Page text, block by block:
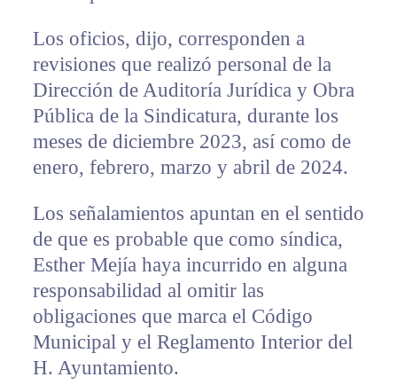
Los oficios, dijo, corresponden a
revisiones que realizó personal de la
Dirección de Auditoría Jurídica y Obra
Pública de la Sindicatura, durante los
meses de diciembre 2023, así como de
enero, febrero, marzo y abril de 2024.
Los señalamientos apuntan en el sentido
de que es probable que como síndica,
Esther Mejía haya incurrido en alguna
responsabilidad al omitir las
obligaciones que marca el Código
Municipal y el Reglamento Interior del
H. Ayuntamiento.